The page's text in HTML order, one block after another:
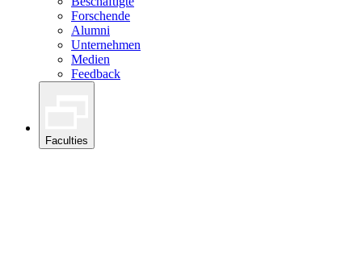
Forschende
Alumni
Unternehmen
Medien
Feedback
Faculties